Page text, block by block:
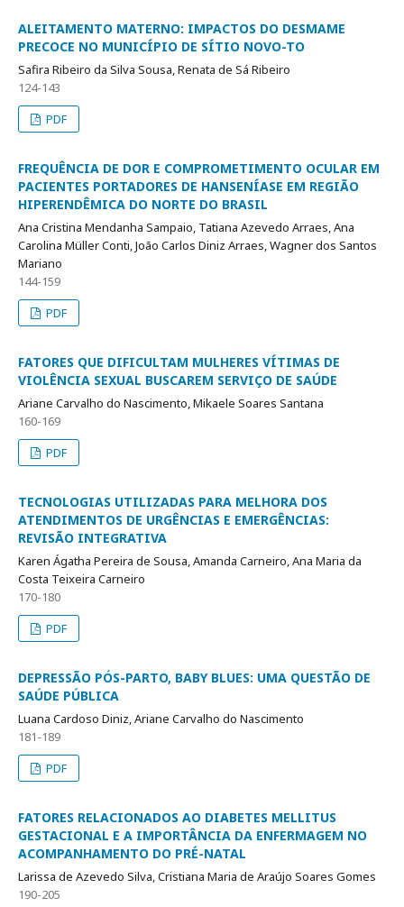
ALEITAMENTO MATERNO: IMPACTOS DO DESMAME
PRECOCE NO MUNICÍPIO DE SÍTIO NOVO-TO
Safira Ribeiro da Silva Sousa, Renata de Sá Ribeiro
124-143
PDF
FREQUÊNCIA DE DOR E COMPROMETIMENTO OCULAR EM
PACIENTES PORTADORES DE HANSENÍASE EM REGIÃO
HIPERENDÊMICA DO NORTE DO BRASIL
Ana Cristina Mendanha Sampaio, Tatiana Azevedo Arraes, Ana
Carolina Müller Conti, João Carlos Diniz Arraes, Wagner dos Santos
Mariano
144-159
PDF
FATORES QUE DIFICULTAM MULHERES VÍTIMAS DE
VIOLÊNCIA SEXUAL BUSCAREM SERVIÇO DE SAÚDE
Ariane Carvalho do Nascimento, Mikaele Soares Santana
160-169
PDF
TECNOLOGIAS UTILIZADAS PARA MELHORA DOS
ATENDIMENTOS DE URGÊNCIAS E EMERGÊNCIAS:
REVISÃO INTEGRATIVA
Karen Ágatha Pereira de Sousa, Amanda Carneiro, Ana Maria da
Costa Teixeira Carneiro
170-180
PDF
DEPRESSÃO PÓS-PARTO, BABY BLUES: UMA QUESTÃO DE
SAÚDE PÚBLICA
Luana Cardoso Diniz, Ariane Carvalho do Nascimento
181-189
PDF
FATORES RELACIONADOS AO DIABETES MELLITUS
GESTACIONAL E A IMPORTÂNCIA DA ENFERMAGEM NO
ACOMPANHAMENTO DO PRÉ-NATAL
Larissa de Azevedo Silva, Cristiana Maria de Araújo Soares Gomes
190-205